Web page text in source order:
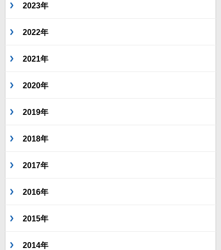
2023年
2022年
2021年
2020年
2019年
2018年
2017年
2016年
2015年
2014年